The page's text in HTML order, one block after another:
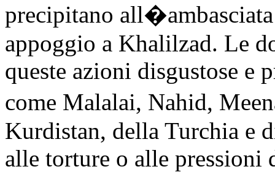
precipitano
appoggio a Khalilzad. Le
queste azioni disgustose e
come Malalai, Nahid,
Kurdistan, della Turchia e
alle torture o alle pressioni